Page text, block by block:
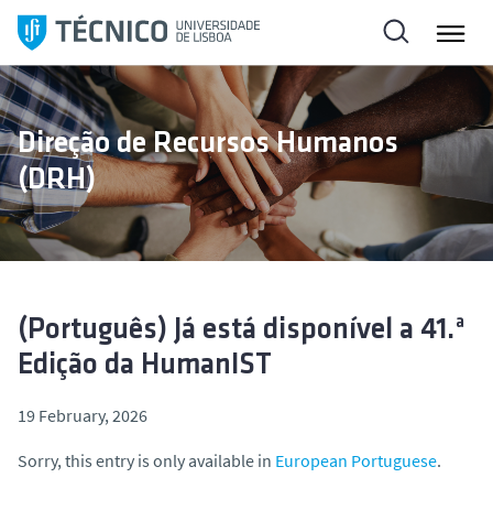
i
p
t
o
c
o
t
Direção de Recursos Humanos
(DRH)
(Português) Já está disponível a 41.ª
Edição da HumanIST
19 February, 2026
Sorry, this entry is only available in European Portuguese.